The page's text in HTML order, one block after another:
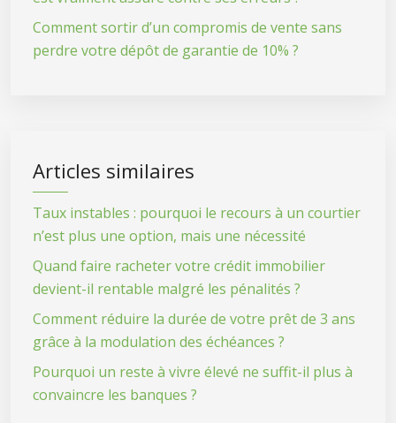
Comment sortir d’un compromis de vente sans
perdre votre dépôt de garantie de 10% ?
Articles similaires
Taux instables : pourquoi le recours à un courtier
n’est plus une option, mais une nécessité
Quand faire racheter votre crédit immobilier
devient-il rentable malgré les pénalités ?
Comment réduire la durée de votre prêt de 3 ans
grâce à la modulation des échéances ?
Pourquoi un reste à vivre élevé ne suffit-il plus à
convaincre les banques ?